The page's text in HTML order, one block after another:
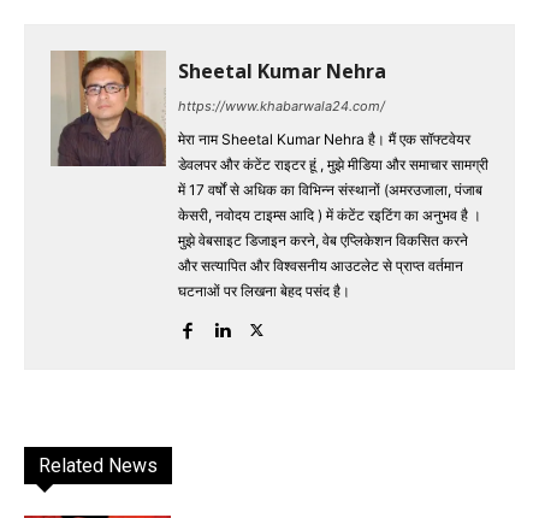
Sheetal Kumar Nehra
https://www.khabarwala24.com/
मेरा नाम Sheetal Kumar Nehra है। मैं एक सॉफ्टवेयर
डेवलपर और कंटेंट राइटर हूं , मुझे मीडिया और समाचार सामग्री
में 17 वर्षों से अधिक का विभिन्न संस्थानों (अमरउजाला, पंजाब
केसरी, नवोदय टाइम्स आदि ) में कंटेंट रइटिंग का अनुभव है ।
मुझे वेबसाइट डिजाइन करने, वेब एप्लिकेशन विकसित करने
और सत्यापित और विश्वसनीय आउटलेट से प्राप्त वर्तमान
घटनाओं पर लिखना बेहद पसंद है।
Related News